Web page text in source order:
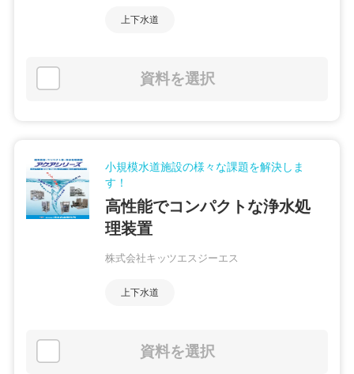
上下水道
資料を選択
小規模水道施設の様々な課題を解決しま
す！
高性能でコンパクトな浄水処
理装置
株式会社キッツエスジーエス
上下水道
資料を選択